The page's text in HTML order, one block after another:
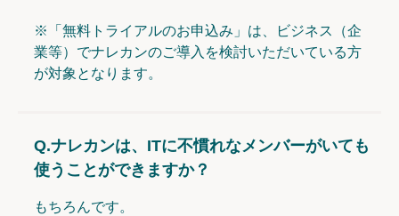
※「無料トライアルのお申込み」は、ビジネス（企
業等）でナレカンのご導入を検討いただいている方
が対象となります。
Q.ナレカンは、ITに不慣れなメンバーがいても
使うことができますか？
もちろんです。